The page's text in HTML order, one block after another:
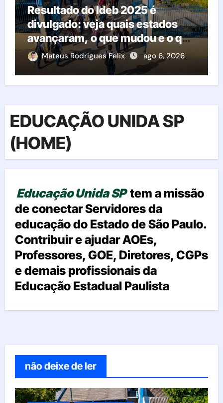
Resultado do Ideb 2025 é
divulgado: veja quais estados
avançaram, o que mudou e o que
esperar da educação brasileira
Mateus Rodrigues Felix ago 6, 2026
EDUCAÇÃO UNIDA SP
(HOME)
Educação Unida SPtem a missão
de conectar Servidores da
educação do Estado de São Paulo.
Contribuir e ajudar AOEs,
Professores, GOE, Diretores, CGPs
e demais profissionais da
Educação Estadual Paulista
não deixe de ler